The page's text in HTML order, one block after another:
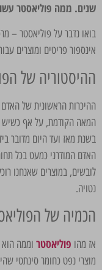
שנים. ממה פוליאסטר
בואו נדבר על פוליאסטר –
אינספור פריטים ומוצרים עבור
ההיסטוריה של
המאה הקודמת, על אף כשיש
בשנת מאז ועד היום מדובר
האדם המודרני כמעט בכל
לובשים, במוצרים שאנחנו
נטויה.
הכמיה של
אז מהו פוליאסטר וממה
מוצרי נפט כחומר סינתטי